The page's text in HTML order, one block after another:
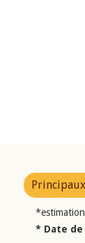
* Date de